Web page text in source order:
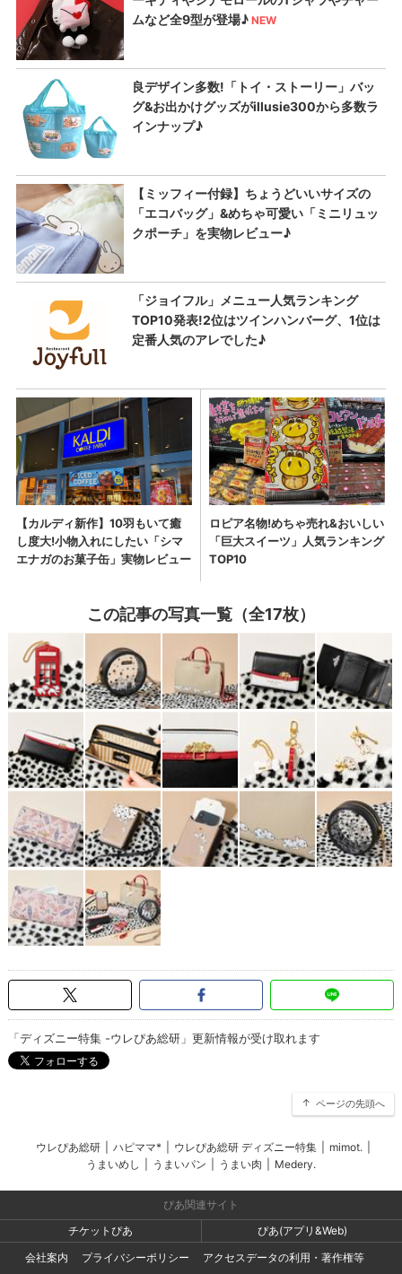
この記事の写真一覧（全17枚）
「ディズニー特集 -ウレぴあ総研」更新情報が受け取れます
ページの先頭へ
ウレぴあ総研 ハピママ* ウレぴあ総研 ディズニー特集 mimot.
うまいめし
うまいパン うまい肉 Medery.
ぴあ関連サイト
チケットぴあ
ぴあ(アプリ&Web)
会社案内
プライバシーポリシー
アクセスデータの利用・著作権等